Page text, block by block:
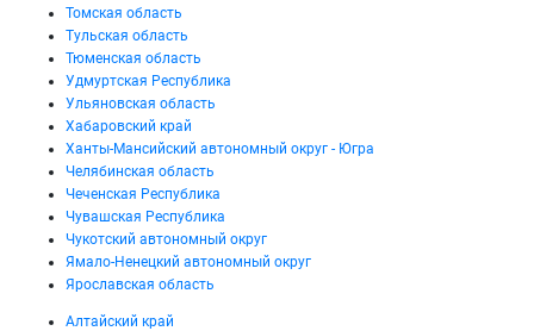
Томская область
Тульская область
Тюменская область
Удмуртская Республика
Ульяновская область
Хабаровский край
Ханты-Мансийский автономный округ - Югра
Челябинская область
Чеченская Республика
Чувашская Республика
Чукотский автономный округ
Ямало-Ненецкий автономный округ
Ярославская область
Алтайский край